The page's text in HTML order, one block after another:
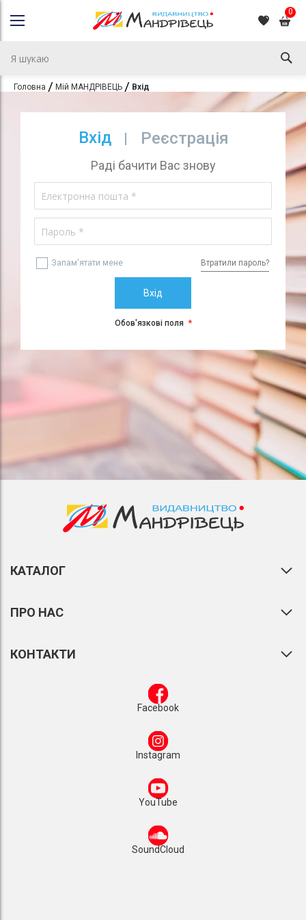
0
Головна Мій МАНДРІВЕЦЬ Вхід
Вхід Реєстрація
Раді бачити Вас знову
Запам'ятати мене Втратили пароль?
Вхід
Обов'язкові поля
КАТАЛОГ
ПРО НАС
КОНТАКТИ
Facebook
Instagram
YouTube
SoundCloud